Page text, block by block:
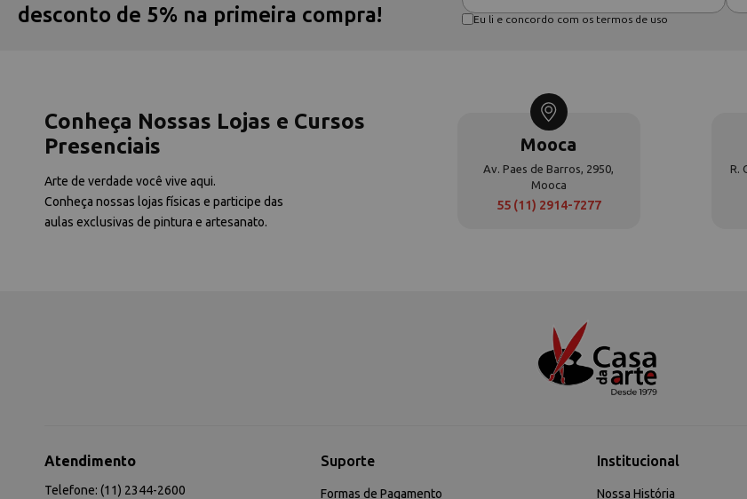
desconto de 5% na primeira compra!
Eu li e concordo com os termos de uso
Conheça Nossas Lojas e Cursos
Presenciais
Arte de verdade você vive aqui.
Conheça nossas lojas físicas e participe das
aulas exclusivas de pintura e artesanato.
Mooca
Av. Paes de Barros, 2950,
Mooca
55 (11) 2914-7277
R.
Atendimento
Telefone: (11) 2344-2600
Suporte
Formas de Pagamento
Institucional
Nossa História